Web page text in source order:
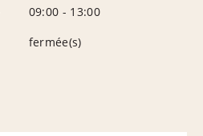
09:00 - 13:00
fermée(s)